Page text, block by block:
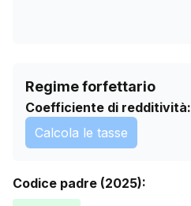
Regime forfettario
Coefficiente di redditività:
Calcola le tasse
Codice padre (2025):